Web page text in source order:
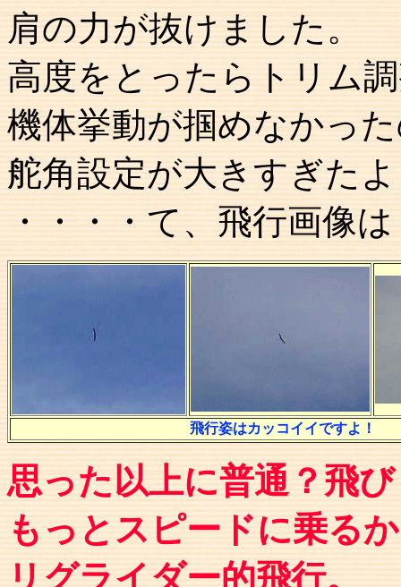
肩の力が抜けました。
高度をとったらトリム
機体挙動が掴めなかっ
舵角設定が大きすぎた
・・・・て、飛行画像は
飛行姿はカッコイイですよ！
思った以上に普通？飛
もっとスピードに乗る
リグライダー的飛行。